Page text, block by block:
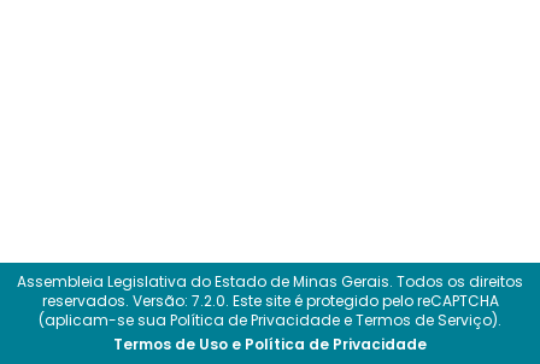
Assembleia Legislativa do Estado de Minas Gerais. Todos os direitos
reservados. Versão: 7.2.0. Este site é protegido pelo reCAPTCHA
(aplicam-se sua Política de PrivacidadeeTermos de Serviço).
Termos de Uso e Política de Privacidade